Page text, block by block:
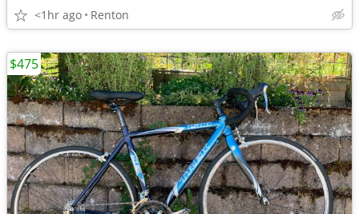
<1hr ago Renton
$475